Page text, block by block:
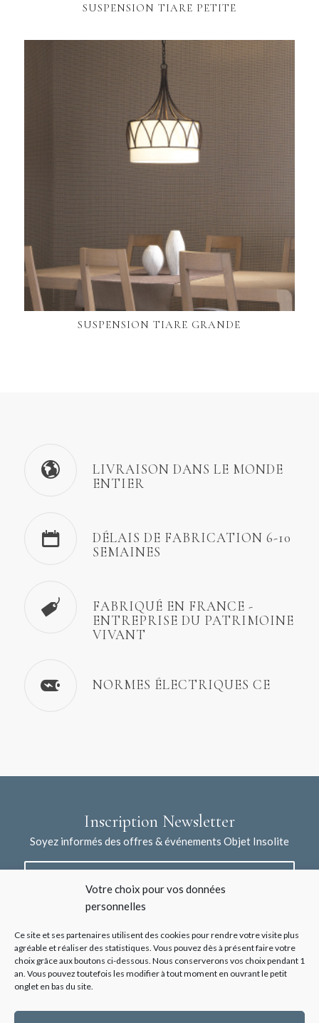
Votre choix pour vos données
personnelles
Ce site et ses partenaires utilisent des cookies pour rendre votre visite plus
agréable et réaliser des statistiques. Vous pouvez dès à présent faire votre
choix grâce aux boutons ci-dessous. Nous conserverons vos choix pendant 1
an. Vous pouvez toutefois les modifier à tout moment en ouvrant le petit
onglet en bas du site.
SUSPENSION TIARE PETITE
SUSPENSION TIARE GRANDE
LIVRAISON DANS LE MONDE
ENTIER
DÉLAIS DE FABRICATION 6-10
SEMAINES
FABRIQUÉ EN FRANCE -
ENTREPRISE DU PATRIMOINE
VIVANT
NORMES ÉLECTRIQUES CE
Inscription Newsletter
Soyez informés des offres & événements Objet Insolite
J'accepte la collecte de mes données à l'aide de ce formulaire /
Voir les mentions légales*